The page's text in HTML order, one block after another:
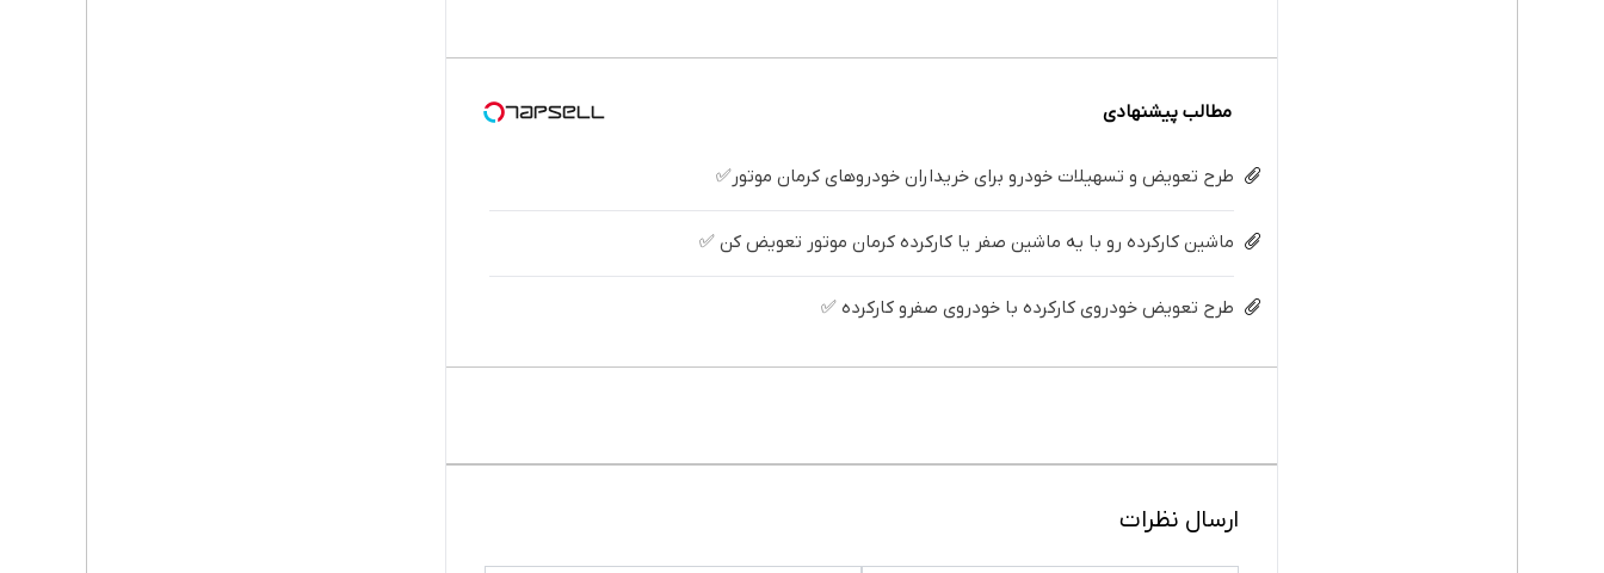
مطالب پیشنهادی
طرح تعویض و تسهیلات خودرو برای خریداران خودروهای کرمان موتور✅
ماشین کارکرده رو با یه ماشین صفر یا کارکرده کرمان موتور تعویض کن ✅
طرح تعویض خودروی کارکرده با خودروی صفرو کارکرده ✅
ارسال نظرات